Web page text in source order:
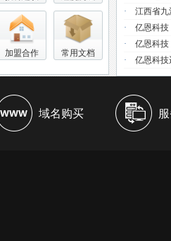
加盟合作 常用文档
· 江西省九
· 亿恩科技
· 亿恩科技
· 亿恩科技
域名购买